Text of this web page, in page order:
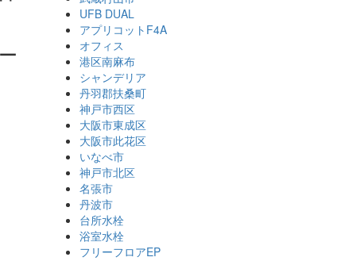
UFB DUAL
アプリコットF4A
オフィス
港区南麻布
シャンデリア
丹羽郡扶桑町
神戸市西区
大阪市東成区
大阪市此花区
いなべ市
神戸市北区
名張市
丹波市
台所水栓
浴室水栓
フリーフロアEP